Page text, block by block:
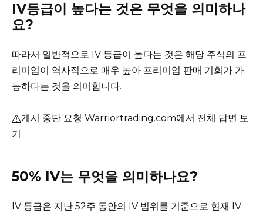
IV등급이 높다는 것은 무엇을 의미하나
요?
따라서 일반적으로 IV 등급이 높다는 것은 해당 주식의 프
리미엄이 역사적으로 매우 높아 프리미엄 판매 기회가 가
능하다는 것을 의미합니다.
게시 중단 요청 Warriortrading.com에서 전체 답변 보
기
50% IV는 무엇을 의미하나요?
IV 등급은 지난 52주 동안의 IV 범위를 기준으로 현재 IV